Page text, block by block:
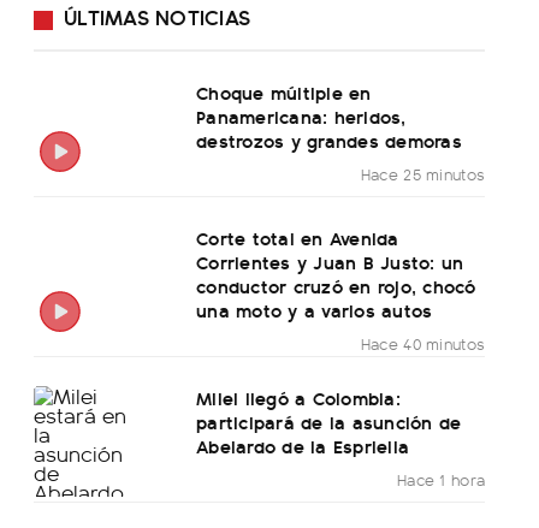
ÚLTIMAS NOTICIAS
Choque múltiple en
Panamericana: heridos,
destrozos y grandes demoras
Hace 25 minutos
Corte total en Avenida
Corrientes y Juan B Justo: un
conductor cruzó en rojo, chocó
una moto y a varios autos
Hace 40 minutos
Milei llegó a Colombia:
participará de la asunción de
Abelardo de la Espriella
Hace 1 hora